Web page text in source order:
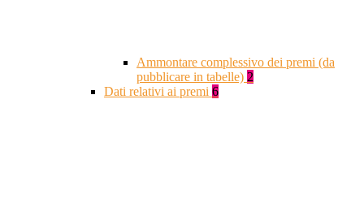
Ammontare complessivo dei premi (da
pubblicare in tabelle) 2
Dati relativi ai premi 6